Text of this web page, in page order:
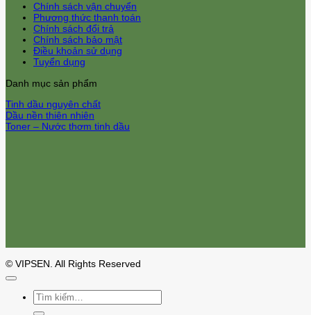
Chính sách vận chuyển
Phương thức thanh toán
Chính sách đổi trả
Chính sách bảo mật
Điều khoản sử dụng
Tuyển dụng
Danh mục sản phẩm
Tinh dầu nguyên chất
Dầu nền thiên nhiên
Toner – Nước thơm tinh dầu
© VIPSEN. All Rights Reserved
Tìm
kiếm: